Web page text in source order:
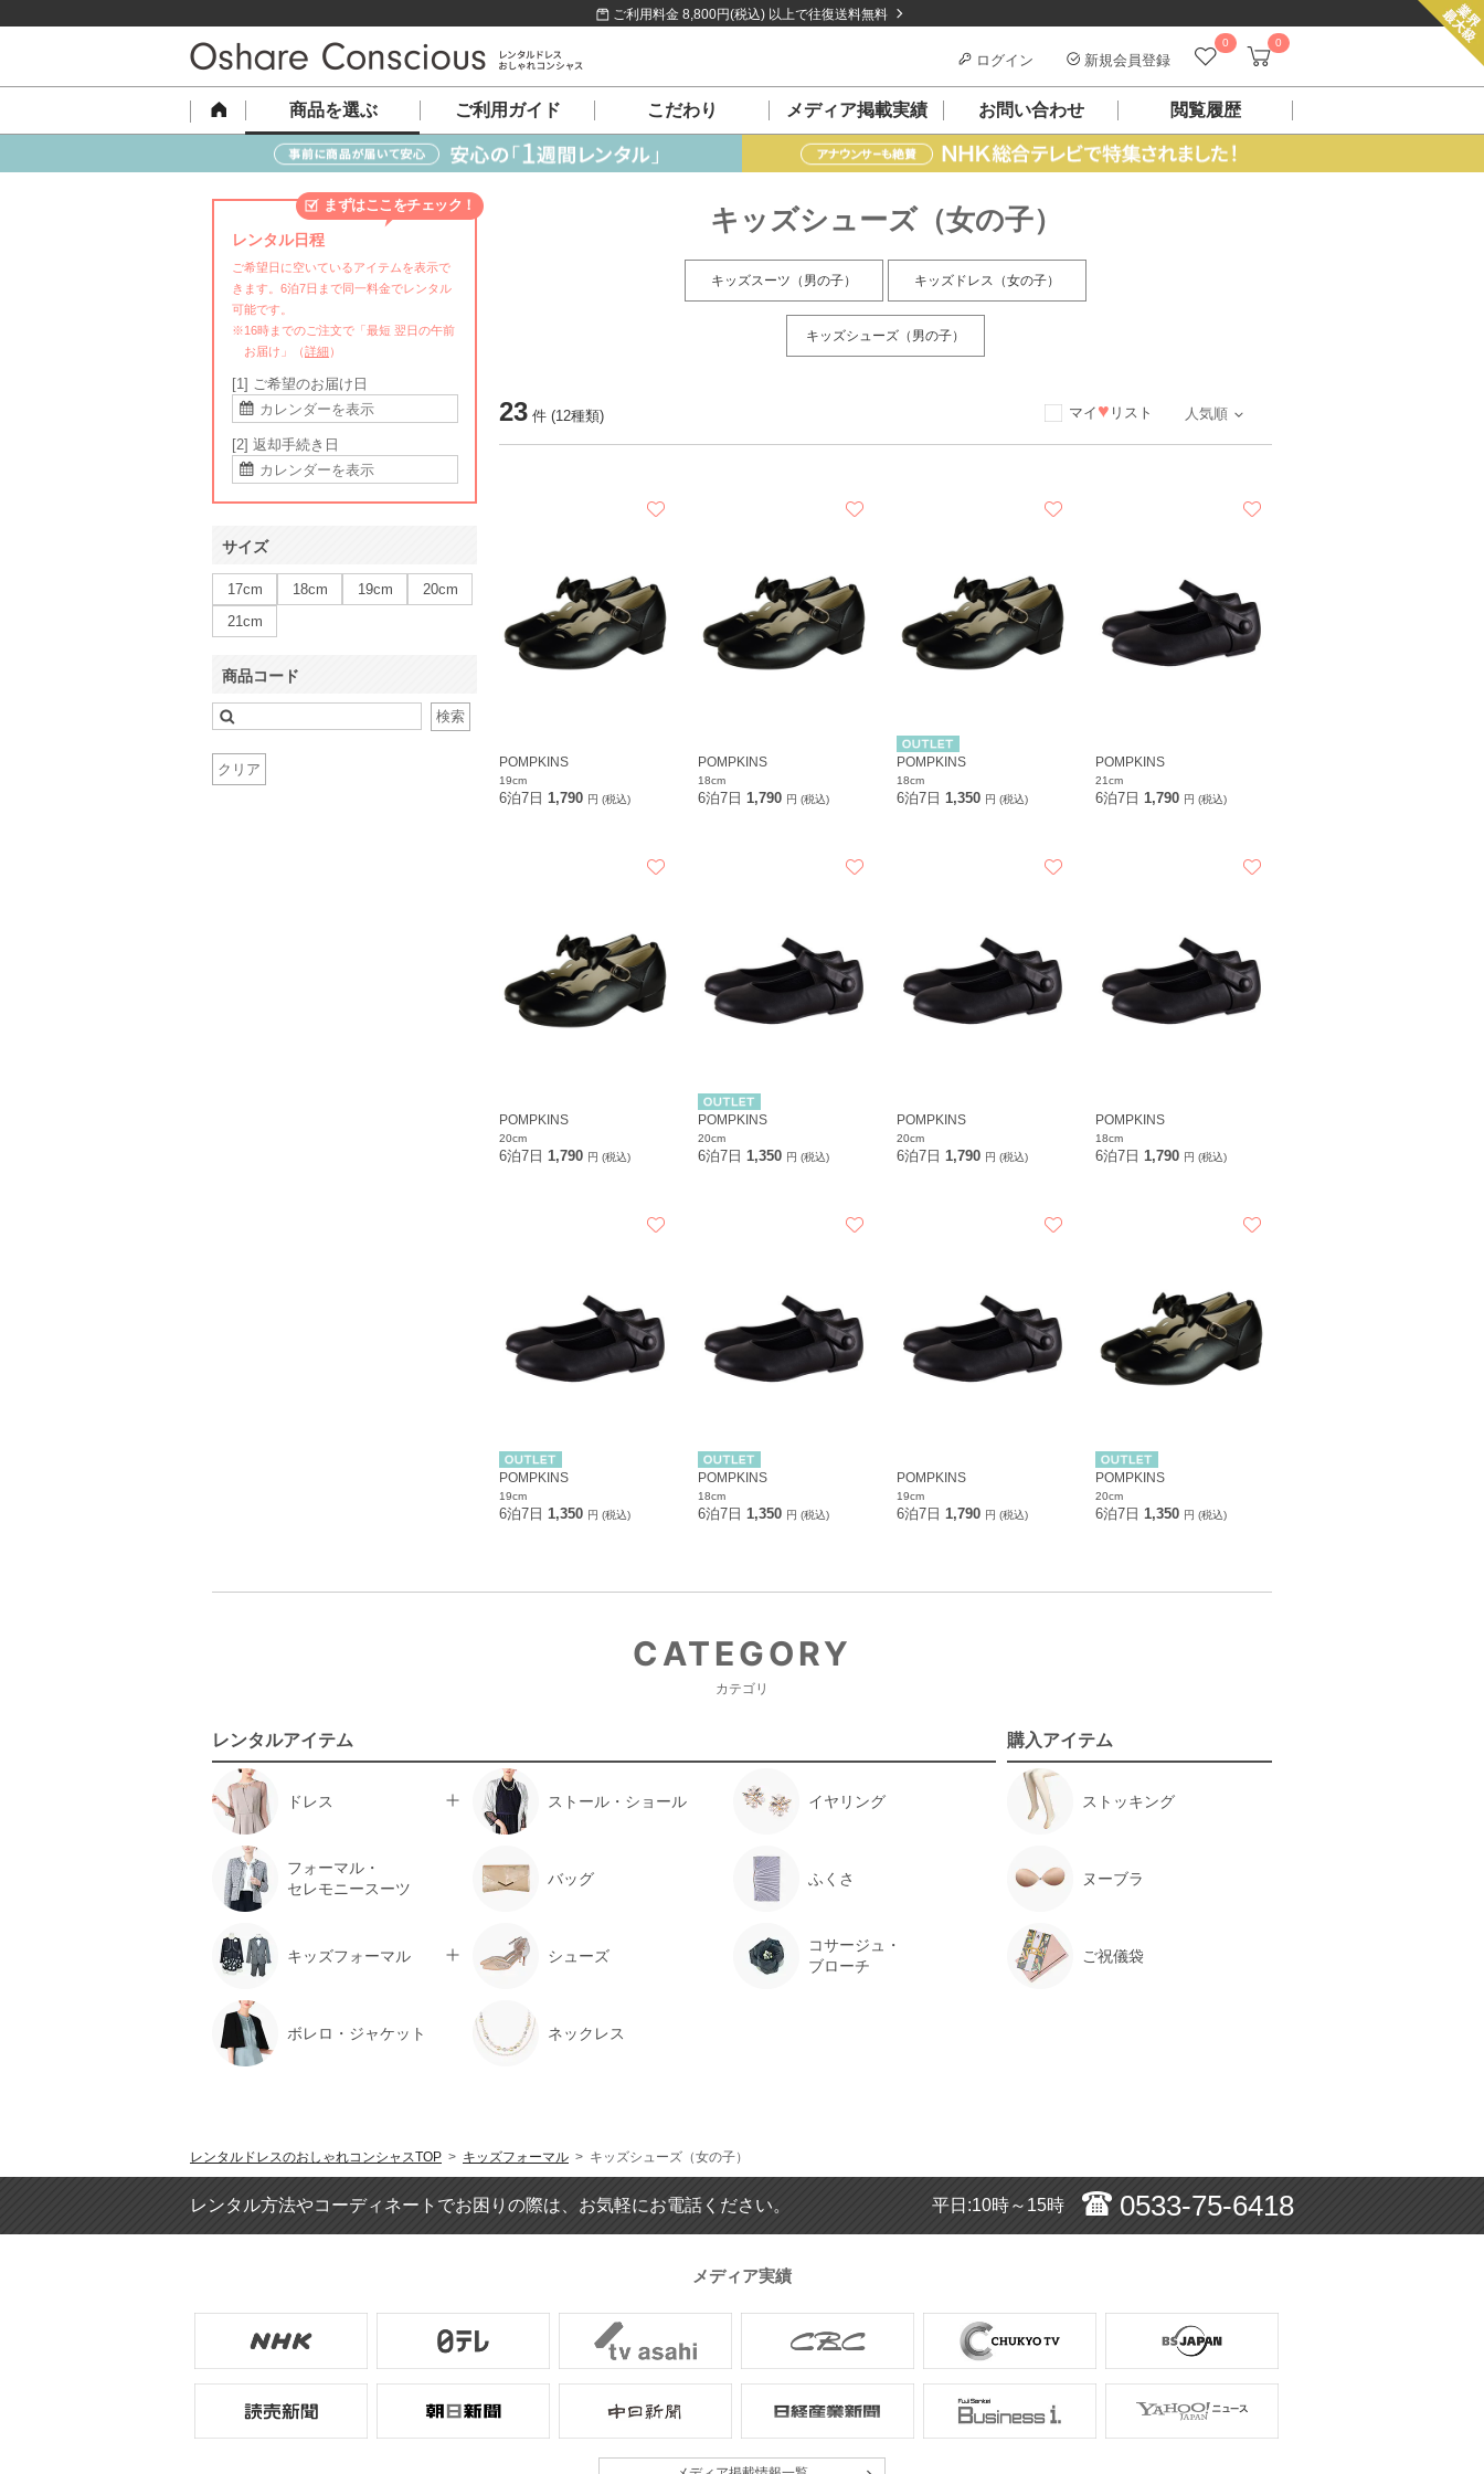
ご利用料金 8,800円(税込) 以上で往復送料無料
0 0
ログイン 新規会員登録
商品を選ぶ ご利用ガイド こだわり メディア掲載実績 お問い合わせ 閲覧履歴
キッズシューズ（女の子）
キッズスーツ（男の子） キッズドレス（女の子）
キッズシューズ（男の子）
23 件 (12種類) マイ ♥ リスト 人気順
POMPKINS
19cm
6泊7日 1,790 円 (税込)
POMPKINS
18cm
6泊7日 1,790 円 (税込)
POMPKINS
18cm
6泊7日 1,350 円 (税込)
POMPKINS
21cm
6泊7日 1,790 円 (税込)
POMPKINS
20cm
6泊7日 1,790 円 (税込)
POMPKINS
20cm
6泊7日 1,350 円 (税込)
POMPKINS
20cm
6泊7日 1,790 円 (税込)
POMPKINS
18cm
6泊7日 1,790 円 (税込)
POMPKINS
19cm
6泊7日 1,350 円 (税込)
POMPKINS
18cm
6泊7日 1,350 円 (税込)
POMPKINS
19cm
6泊7日 1,790 円 (税込)
POMPKINS
20cm
6泊7日 1,350 円 (税込)
まずはここをチェック！
レンタル日程
ご希望日に空いているアイテムを表示で
きます。6泊7日まで同一料金でレンタル
可能です。
※16時までのご注文で「最短 翌日の午前
お届け」（詳細 ）
[1] ご希望のお届け日
[2] 返却手続き日
サイズ
17cm 18cm 19cm
20cm
21cm
商品コード
検索
クリア
CATEGORY
カテゴリ
レンタルアイテム
ドレス ストール・ショール イヤリング
フォーマル・
セレモニースーツ
バッグ ふくさ
キッズフォーマル シューズ
コサージュ・
ブローチ
ボレロ・ジャケット ネックレス
購入アイテム
ストッキング
ヌーブラ
ご祝儀袋
レンタルドレスのおしゃれコンシャスTOP > キッズフォーマル > キッズシューズ（女の子）
レンタル方法やコーディネートでお困りの際は、お気軽にお電話ください。 平日:10時～15時 0533-75-6418
メディア実績